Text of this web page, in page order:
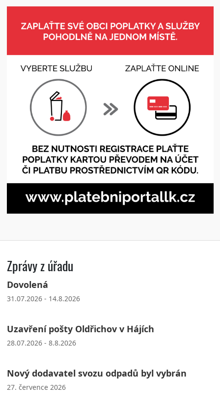
Zprávy z úřadu
Dovolená
31.07.2026 - 14.8.2026
Uzavření pošty Oldřichov v Hájích
28.07.2026 - 8.8.2026
Nový dodavatel svozu odpadů byl vybrán
27. července 2026